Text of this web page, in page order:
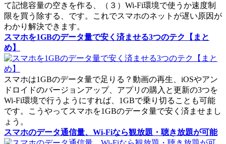
て記憶容量の空きを作る、（３）Wi-Fi環境で使うか速度制
限を買う除する、です。これでスマホのネットが遅い原因が
わかり解決できます。
スマホを1GBのデータ量で安く済ませる3つのテク【まと
め】
スマホは1GBのデータ量で足りる？動画の再生、iOSやアン
ドロイドのバージョンアップ、アプリの購入と更新の3つを
Wi-Fi環境で行うようにすれば、1GBで乗り切ることも可能
です。こうやってスマホを1GBのデータ量で安く済ませまし
ょう。
スマホのデータ通信量、Wi-Fiなら観放題・聴き放題が可能